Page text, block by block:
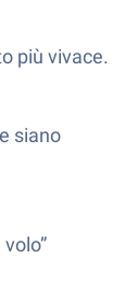
più vivace.
siano